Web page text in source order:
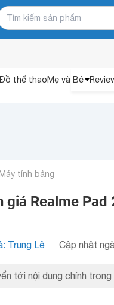
Đồ thể thaoMẹ và Bé
Máy tính bảng
giá Realme
Trung Lê Cập nhật
tới nội dung chính trong